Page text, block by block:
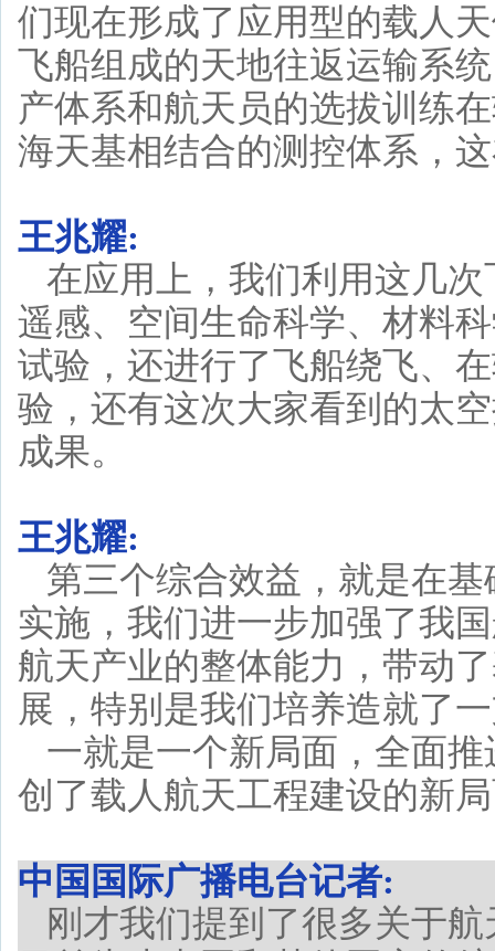
们现在形成了应用型的载人
飞船组成的天地往返运输系
产体系和航天员的选拔训练
海天基相结合的测控体系，
王兆耀:
在应用上，我们利用这几
遥感、空间生命科学、材料
试验，还进行了飞船绕飞、
验，还有这次大家看到的太
成果。
王兆耀:
第三个综合效益，就是在
实施，我们进一步加强了我
航天产业的整体能力，带动
展，特别是我们培养造就了
一就是一个新局面，全面
创了载人航天工程建设的新
中国国际广播电台记者:
刚才我们提到了很多关于